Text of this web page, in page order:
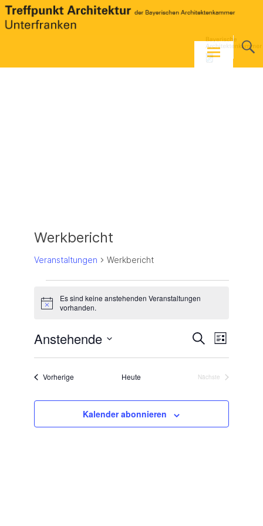
Skip
to
Werkbericht
Veranstaltungen Werkbericht
Hinweis
Es sind keine anstehenden Veranstaltungen
vorhanden.
Ansichten,
SucheListe
Anstehende
Datum
Vorherige VeranstaltungenHeute
Nächste
Kalender abonnieren